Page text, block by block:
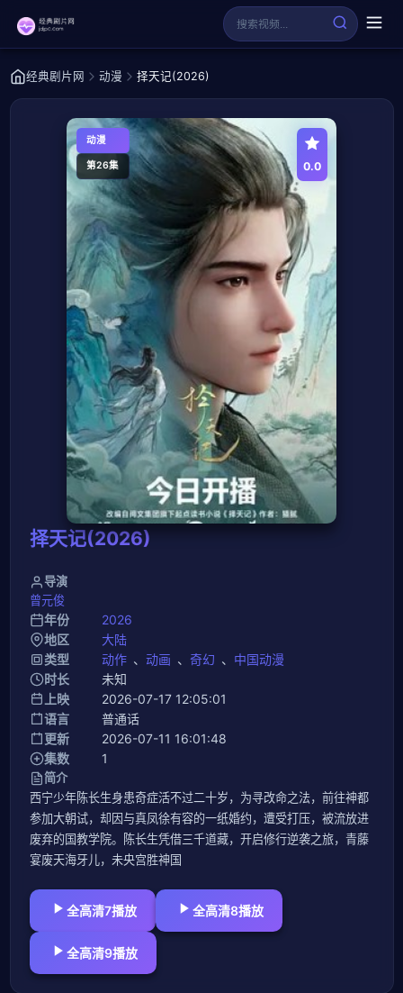
经典剧片网 动漫 择天记(2026)
动漫
第26集 0.0
择天记(2026)
导演
曾元俊
年份
2026
地区
大陆
类型
动作 、 动画 、 奇幻 、 中国动漫
时长
未知
上映
2026-07-17 12:05:01
语言
普通话
更新
2026-07-11 16:01:48
集数
1
简介
西宁少年陈长生身患奇症活不过二十岁，为寻改命之法，前往神都
参加大朝试，却因与真凤徐有容的一纸婚约，遭受打压，被流放进
废弃的国教学院。陈长生凭借三千道藏，开启修行逆袭之旅，青藤
宴废天海牙儿，未央宫胜神国
全高清7播放 全高清8播放
全高清9播放